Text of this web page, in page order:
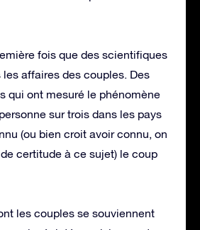
fois que des scientifiques
les affaires des couples. Des
qui ont mesuré le phénomène
sur trois dans les pays
(ou bien croit avoir connu, on
certitude à ce sujet) le coup
les couples se souviennent